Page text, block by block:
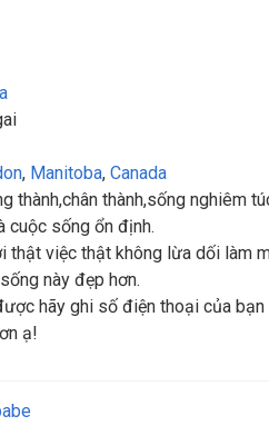
, Manitoba, Canada
thành,chân thành,sống nghiêm
cuộc sống ổn định.
thật việc thật không lừa dối làm
này đẹp hơn.
hãy ghi số điện thoại của
ạ!